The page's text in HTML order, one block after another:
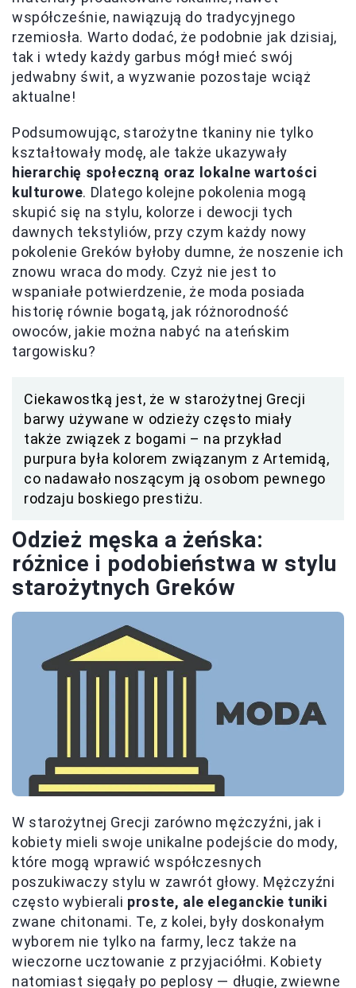
współcześnie, nawiązują do tradycyjnego
rzemiosła. Warto dodać, że podobnie jak dzisiaj,
tak i wtedy każdy garbus mógł mieć swój
jedwabny świt, a wyzwanie pozostaje wciąż
aktualne!
Podsumowując, starożytne tkaniny nie tylko
kształtowały modę, ale także ukazywały
hierarchię społeczną oraz lokalne wartości
kulturowe. Dlatego kolejne pokolenia mogą
skupić się na stylu, kolorze i dewocji tych
dawnych tekstyliów, przy czym każdy nowy
pokolenie Greków byłoby dumne, że noszenie ich
znowu wraca do mody. Czyż nie jest to
wspaniałe potwierdzenie, że moda posiada
historię równie bogatą, jak różnorodność
owoców, jakie można nabyć na ateńskim
targowisku?
Ciekawostką jest, że w starożytnej Grecji
barwy używane w odzieży często miały
także związek z bogami – na przykład
purpura była kolorem związanym z Artemidą,
co nadawało noszącym ją osobom pewnego
rodzaju boskiego prestiżu.
Odzież męska a żeńska:
różnice i podobieństwa w stylu
starożytnych Greków
W starożytnej Grecji zarówno mężczyźni, jak i
kobiety mieli swoje unikalne podejście do mody,
które mogą wprawić współczesnych
poszukiwaczy stylu w zawrót głowy. Mężczyźni
często wybierali proste, ale eleganckie tuniki
zwane chitonami. Te, z kolei, były doskonałym
wyborem nie tylko na farmy, lecz także na
wieczorne ucztowanie z przyjaciółmi. Kobiety
natomiast sięgały po peplosy — długie, zwiewne